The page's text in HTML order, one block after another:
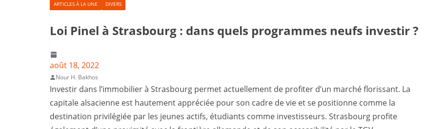
ARTICLES À LA UNE DIVERS
Loi Pinel à Strasbourg : dans quels programmes neufs investir ?
août 18, 2022
Nour H. Bakhos
Investir dans l’immobilier à Strasbourg permet actuellement de profiter d’un marché florissant. La
capitale alsacienne est hautement appréciée pour son cadre de vie et se positionne comme la
destination privilégiée par les jeunes actifs, étudiants comme investisseurs. Strasbourg profite